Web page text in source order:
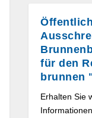
für den
brunnen
Erhalten Sie